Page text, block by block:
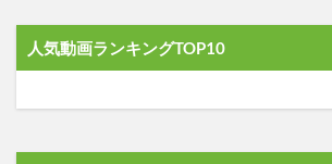
人気動画ランキングTOP10